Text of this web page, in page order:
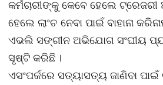
କର୍ମଚାରୀଙ୍କୁ କେବେ ହେଲେ ଟ୍ରେଜରୀ
ହେଲେ ଲାଂଚ ନେବା ପାଇଁ ବାହାନା
ଏଭଲି ସଙ୍ଗୀନ ଅଭିଯୋଗ ସଂଘୀୟ
ସୃଷ୍ଟି କରିଛି ।
ଏସଂପର୍କରେ ସତ୍ୟାସତ୍ୟ ଜାଣିବା